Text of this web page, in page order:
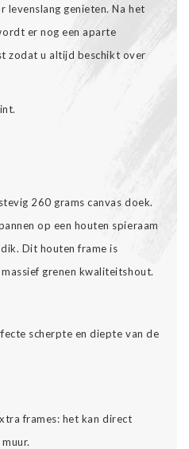
levenslang genieten. Na het
er nog een aparte
zodat u altijd beschikt over
260 grams canvas doek.
op een houten spieraam
Dit houten frame is
grenen kwaliteitshout.
scherpte en diepte van de
frames: het kan direct